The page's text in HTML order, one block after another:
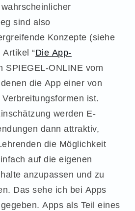
sind also
Konzepte (siehe
“Die App-
SPIEGEL-ONLINE vom
die App einer von
ist.
werden E-
dann attraktiv,
die Möglichkeit
auf die eigenen
anzupassen und zu
Das sehe ich bei Apps
Apps als Teil eines